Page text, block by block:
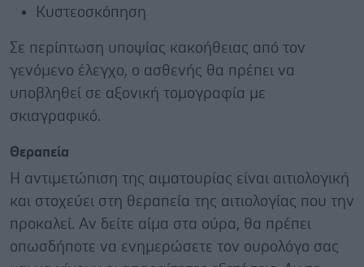
Κυστεοσκόπηση
Σε περίπτωση υποψίας κακοήθειας από τον
γενόμενο έλεγχο, ο ασθενής θα πρέπει να
υποβληθεί σε αξονική τομογραφία με
σκιαγραφικό.
Θεραπεία
Η αντιμετώπιση της αιματουρίας είναι αιτιολογική
και στοχεύει στη θεραπεία της αιτιολογίας που την
προκαλεί. Αν δείτε αίμα στα ούρα, θα πρέπει
οπωσδήποτε να ενημερώσετε τον ουρολόγο σας